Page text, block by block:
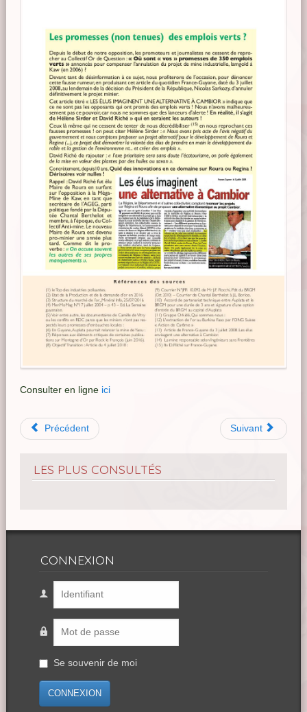
Consulter en ligne ici
Précédent Suivant
LES PLUS CONSULTÉS
CONNEXION
Se souvenir de moi
CONNEXION